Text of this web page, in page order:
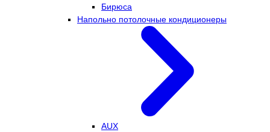
Бирюса
Напольно потолочные кондиционеры
AUX